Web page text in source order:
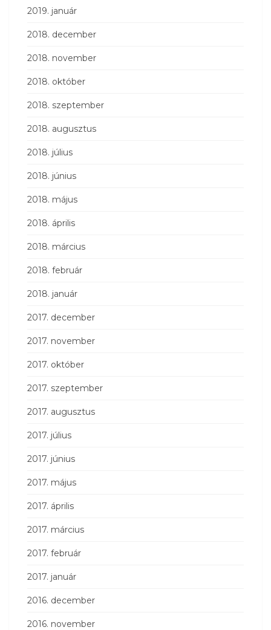
2019. január
2018. december
2018. november
2018. október
2018. szeptember
2018. augusztus
2018. július
2018. június
2018. május
2018. április
2018. március
2018. február
2018. január
2017. december
2017. november
2017. október
2017. szeptember
2017. augusztus
2017. július
2017. június
2017. május
2017. április
2017. március
2017. február
2017. január
2016. december
2016. november